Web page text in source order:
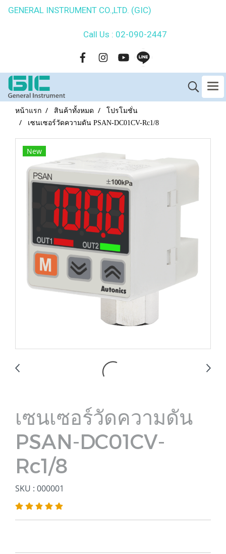
GENERAL INSTRUMENT CO.,LTD. (GIC)
Call Us : 02-090-2447
หน้าแรก สินค้าทั้งหมด
โปรโมชั่น
เซนเซอร์วัดความดัน PSAN-DC01CV-Rc1/8
New
เซนเซอร์วัดความดัน
PSAN-DC01CV-
Rc1/8
SKU : 000001